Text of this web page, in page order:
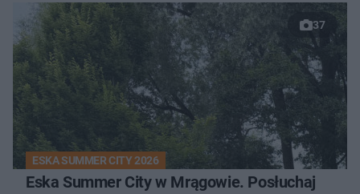
37
ESKA SUMMER CITY 2026
Eska Summer City w Mrągowie. Posłuchaj